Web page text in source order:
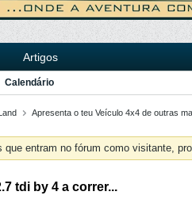
Artigos
Calendário
Apresenta o teu Veículo 4x4 de outras
que entram no fórum como visitante,
tdi by 4 a correr...